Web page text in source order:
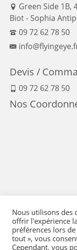
Green Side 1B,
Biot - Sophia
09 72 62 78 50
Devis /
09 72 62 78 50
Nos
Nous utilisons des
offrir l'expérience
préférences lors
tout », vous
Cependant, vous